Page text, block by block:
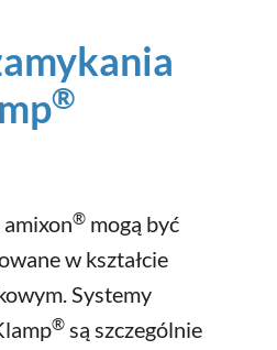
®
® mogą być
w kształcie
Systemy
® są szczególnie